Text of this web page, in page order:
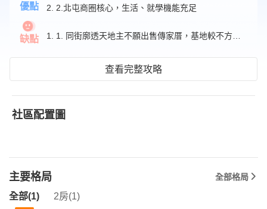
優點
2. 2.北屯商圈核心，生活、就學機能充足
缺點
查看完整攻略
社區配置圖
主要格局 全部格局
全部(1) 2房(1)